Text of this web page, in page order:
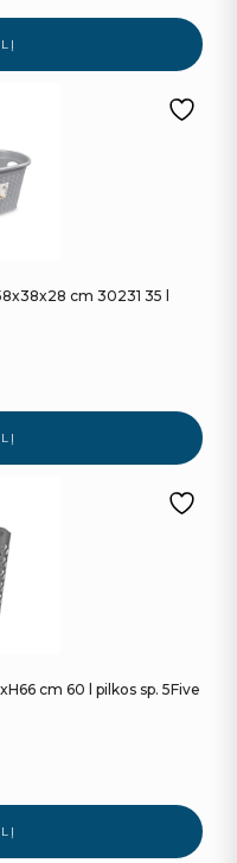
cm 30231 35 l
cm 60 l pilkos sp. 5Five